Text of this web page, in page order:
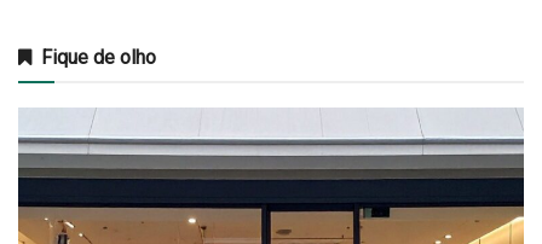
Fique de olho